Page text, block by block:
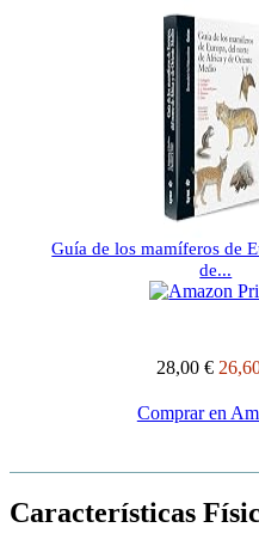
Guía de los mamíferos de
de...
28,00 €
Comprar en
Características